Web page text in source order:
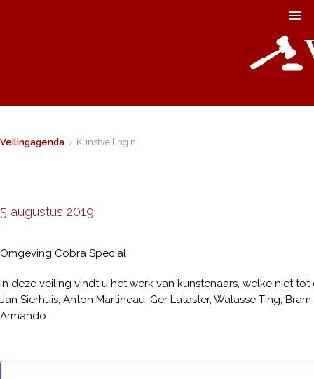
Veilingagenda › Kunstveiling.nl
5 augustus 2019
Omgeving Cobra Special
In deze veiling vindt u het werk van kunstenaars, welke niet
Jan Sierhuis, Anton Martineau, Ger Lataster, Walasse Ting,
Armando.